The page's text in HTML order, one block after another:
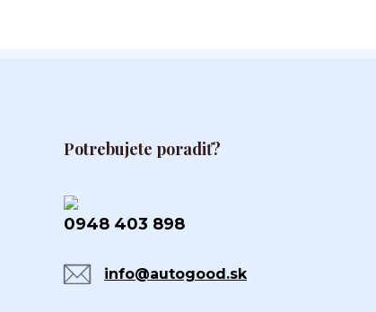
Potrebujete poradiť?
0948 403 898
info@autogood.sk